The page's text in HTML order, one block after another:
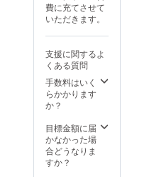
費に充てさせて
いただきます。
支援に関するよ
くある質問
手数料はいく
らかかります
か？
目標金額に届
かなかった場
合どうなりま
すか？